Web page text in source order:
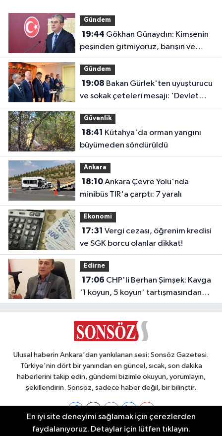
Gündem
19:44
peşinden gitmiyoruz, barışın ve
demokrasinin peşindeyiz
Gündem
19:08
ve sokak çeteleri mesajı: 'Devlet
buradadır'
Güvenlik
18:41
büyümeden söndürüldü
Ankara
18:10Ankara Çevre Yolu'nda
minibüs TIR'a çarptı: 7 yaralı
Ekonomi
17:31
ve SGK borcu olanlar dikkat!
Edirne
17:06
'1 koyun, 5 koyun' tartışmasından
çıktı
Ulusal haberin Ankara'dan yankılanan sesi: Sonsöz Gazetesi.
Türkiye'nin dört bir yanından en güncel, sıcak, son dakika
haberlerini takip edin, gündemi bizimle okuyun, yorumlayın,
şekillendirin. Sonsöz, sadece haber değil, bir bilinçtir.
En iyi site deneyimi sağlamak için çerezlerden
faydalanıyoruz. Detaylar için lütfen tıklayın.